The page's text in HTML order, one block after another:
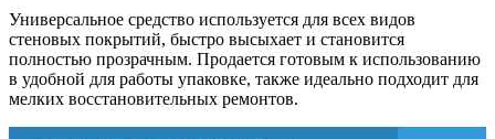
Универсальное средство используется для всех видов
стеновых покрытий, быстро высыхает и становится
полностью прозрачным. Продается готовым к использованию
в удобной для работы упаковке, также идеально подходит для
мелких восстановительных ремонтов.